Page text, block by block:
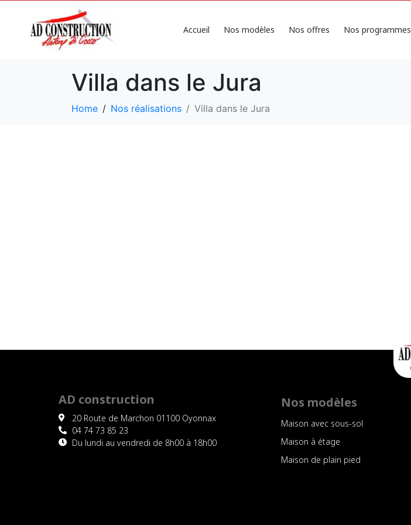
Accueil Nos modèles Nos offres Nos programmes
Villa dans le Jura
Home Nos réalisations Villa dans le Jura
AD construction
20 Route de Marchon 01100 Oyonnax
04 74 73 85 23
Du lundi au vendredi de 8h00 à 18h00
Nos modèles
Maison avec sous-sol
Maison à étage
Maison de plain pied